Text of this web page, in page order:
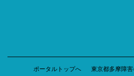
ポータルトップへ 東京都多摩障